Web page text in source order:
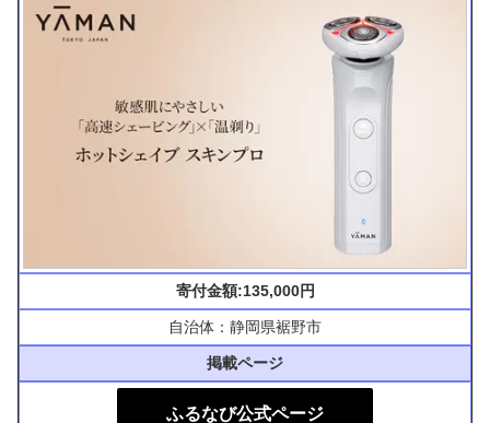
寄付金額:135,000円
自治体：静岡県裾野市
掲載ページ
ふるなび公式ページ